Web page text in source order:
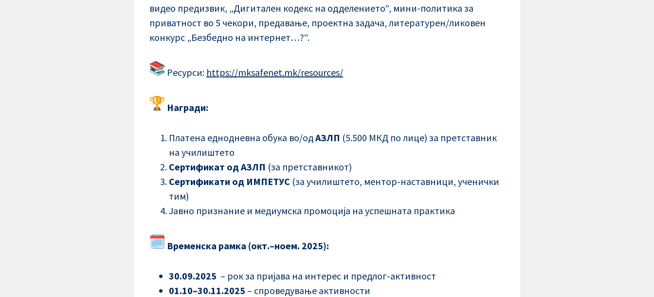
видео предизвик, „Дигитален кодекс на одделението“, мини-политика за
приватност во 5 чекори, предавање, проектна задача, литературен/ликовен
конкурс „Безбедно на интернет…?“.
Ресурси: https://mksafenet.mk/resources/
Награди:
Платена еднодневна обука во/одАЗЛП (5.500 МКД по лице) за претставник
на училиштето
Сертификат од АЗЛП (за претставникот)
Сертификати од ИМПЕТУС (за училиштето, ментор-наставници, ученички
тим)
Јавно признание и медиумска промоција на успешната практика
Временска рамка (окт.–ноем. 2025):
30.09.2025 – рок за пријава на интерес и предлог-активност
01.10–30.11.2025 – спроведување активности